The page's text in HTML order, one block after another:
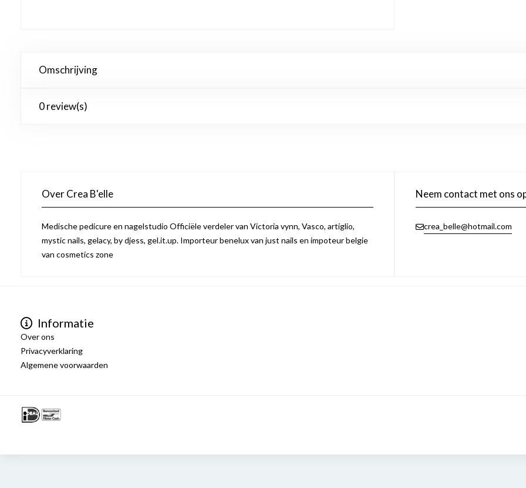
Omschrijving
0 review(s)
Over Crea B'elle
Medische pedicure en nagelstudio Officiële verdeler van Victoria vynn, Vasco, artiglio,
mystic nails, gelacy, by djess, gel.it.up. Importeur benelux van just nails en impoteur belgie
van cosmetics zone
Neem contact met ons
crea_belle@hotmail.com
Informatie
Over ons
Privacyverklaring
Algemene voorwaarden